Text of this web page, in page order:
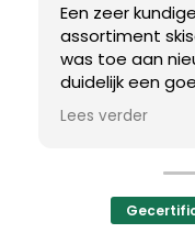
Een zeer
assortiment
was toe aan nieuwe schoenen en heb
duidelijk een
breedtemaat
tijd genomen
gevonden,
aanpassing
gemaakt.
Lees verder